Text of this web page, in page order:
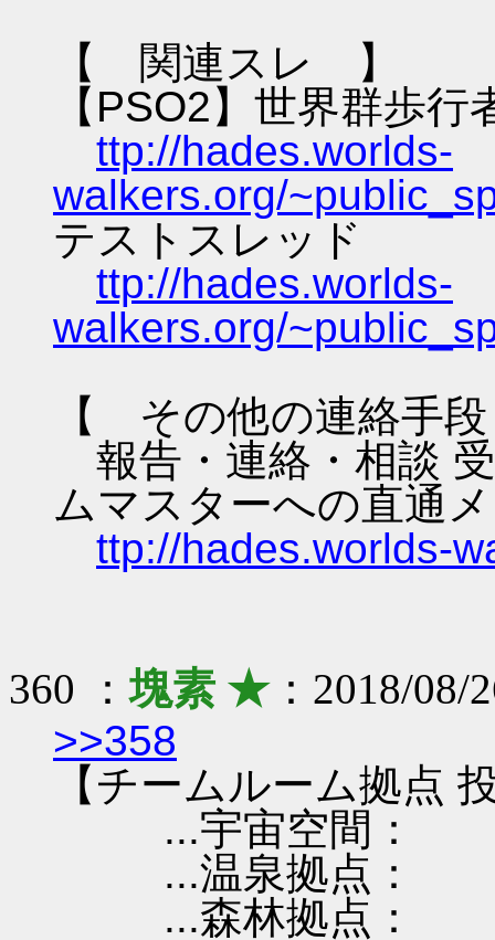
【 関連スレ 】
【PSO2】世界群歩
ttp://hades.worlds-
walkers.org/
テストスレッド
ttp://hades.worlds-
walkers.org/
【 その他の連絡手
報告・連絡・相談
ムマスターへの直通
ttp://hades.worlds-
360 ：塊素 ★：2018/08/
>>358
【チームルーム拠点
...宇宙空間：
...温泉拠点：
...森林拠点：